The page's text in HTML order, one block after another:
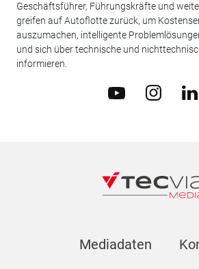
Geschäftsführer, Führungskräfte und
greifen auf Autoflotte zurück, um
auszumachen, intelligente
und sich über technische und
informieren.
Mediadaten